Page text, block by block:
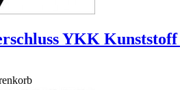
YKK Kunststoff